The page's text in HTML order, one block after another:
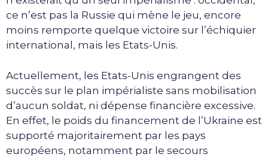
ce n’est pas la Russie qui mène le jeu, encore
moins remporte quelque victoire sur l’échiquier
international, mais les Etats-Unis.
Actuellement, les Etats-Unis engrangent des
succès sur le plan impérialiste sans mobilisation
d’aucun soldat, ni dépense financière excessive.
En effet, le poids du financement de l’Ukraine est
supporté majoritairement par les pays
européens, notamment par le secours